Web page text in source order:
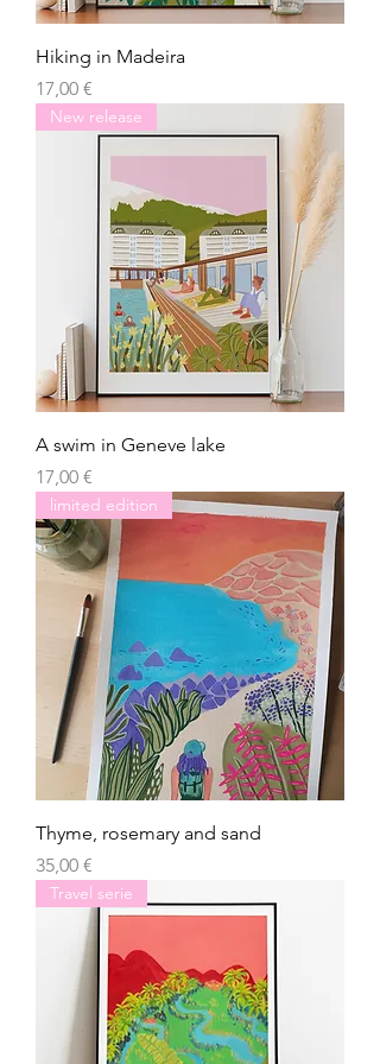
Hiking in Madeira
Prezzo
17,00 €
New release
A swim in Geneve lake
Prezzo
17,00 €
limited edition
Thyme, rosemary and sand
Prezzo
35,00 €
Travel serie